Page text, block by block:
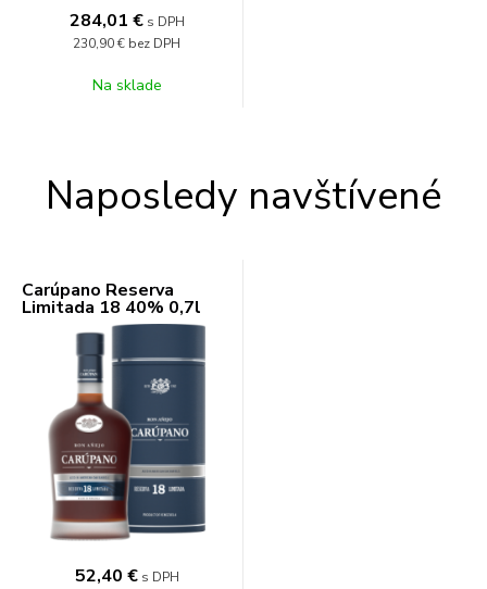
284,01 € s DPH
230,90 € bez DPH
Na sklade
Naposledy navštívené
Carúpano Reserva
Limitada 18 40% 0,7l
52,40 € s DPH